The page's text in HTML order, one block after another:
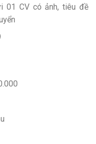
01 CV có ảnh, tiêu đề